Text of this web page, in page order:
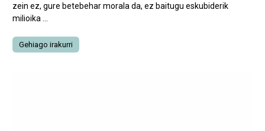
zein ez, gure betebehar morala da, ez baitugu eskubiderik
milioika ...
Gehiago irakurri